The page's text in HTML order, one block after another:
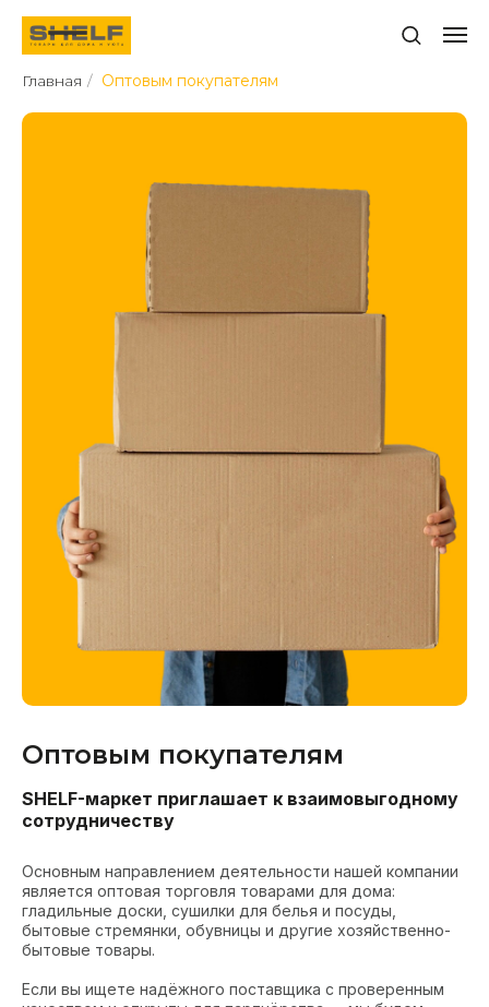
Главная / Оптовым покупателям
Оптовым покупателям
SHELF-маркет приглашает к взаимовыгодному
сотрудничеству
Основным направлением деятельности нашей компании
является оптовая торговля товарами для дома:
гладильные доски, сушилки для белья и посуды,
бытовые стремянки, обувницы и другие хозяйственно-
бытовые товары.
Если вы ищете надёжного поставщика с проверенным